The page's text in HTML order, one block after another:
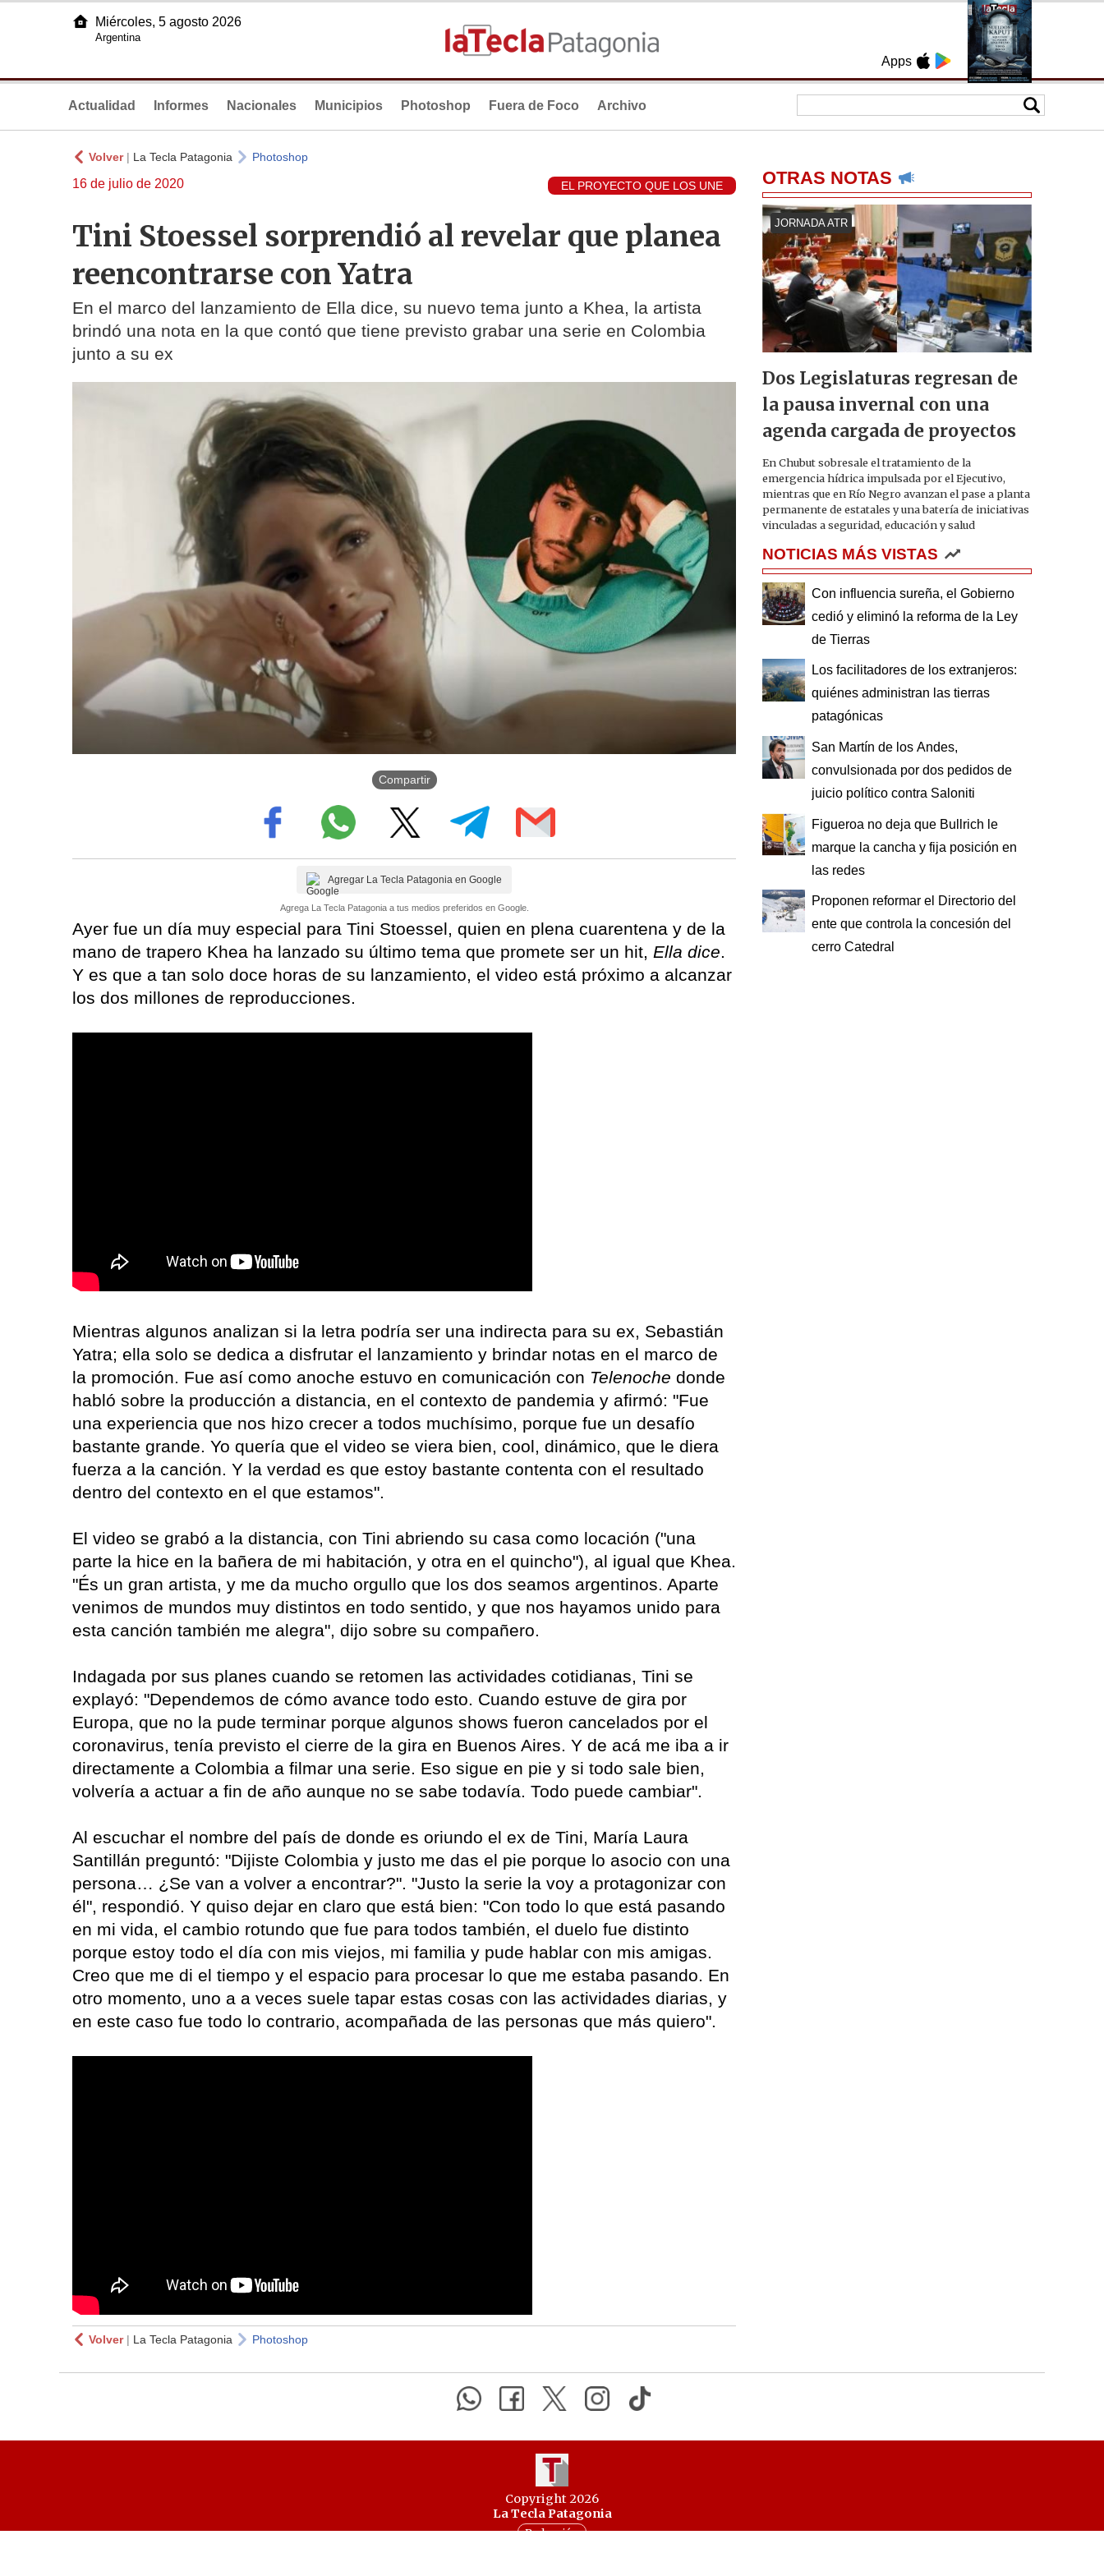
Apps
Miércoles, 5 agosto 2026
Argentina
Actualidad Informes Nacionales Municipios Photoshop Fuera de Foco Archivo
Volver| La Tecla Patagonia Photoshop
16 de julio de 2020 EL PROYECTO QUE LOS UNE
Tini Stoessel sorprendió al revelar que planea
reencontrarse con Yatra
En el marco del lanzamiento de Ella dice, su nuevo tema junto a Khea, la artista
brindó una nota en la que contó que tiene previsto grabar una serie en Colombia
junto a su ex
Compartir
Agregar La Tecla Patagonia en Google
Agrega La Tecla Patagonia a tus medios preferidos en Google.
Ayer fue un día muy especial para Tini Stoessel, quien en plena cuarentena y de la
mano de trapero Khea ha lanzado su último tema que promete ser un hit, Ella dice
Y es que a tan solo doce horas de su lanzamiento, el video está próximo a alcanzar
los dos millones de reproducciones.
Mientras algunos analizan si la letra podría ser una indirecta para su ex, Sebastián
Yatra; ella solo se dedica a disfrutar el lanzamiento y brindar notas en el marco de
la promoción. Fue así como anoche estuvo en comunicación con Telenoche donde
habló sobre la producción a distancia, en el contexto de pandemia y afirmó: "Fue
una experiencia que nos hizo crecer a todos muchísimo, porque fue un desafío
bastante grande. Yo quería que el video se viera bien, cool, dinámico, que le diera
fuerza a la canción. Y la verdad es que estoy bastante contenta con el resultado
dentro del contexto en el que estamos".
El video se grabó a la distancia, con Tini abriendo su casa como locación ("una
parte la hice en la bañera de mi habitación, y otra en el quincho"), al igual que Khea.
"És un gran artista, y me da mucho orgullo que los dos seamos argentinos. Aparte
venimos de mundos muy distintos en todo sentido, y que nos hayamos unido para
esta canción también me alegra", dijo sobre su compañero.
Indagada por sus planes cuando se retomen las actividades cotidianas, Tini se
explayó: "Dependemos de cómo avance todo esto. Cuando estuve de gira por
Europa, que no la pude terminar porque algunos shows fueron cancelados por el
coronavirus, tenía previsto el cierre de la gira en Buenos Aires. Y de acá me iba a ir
directamente a Colombia a filmar una serie. Eso sigue en pie y si todo sale bien,
volvería a actuar a fin de año aunque no se sabe todavía. Todo puede cambiar".
Al escuchar el nombre del país de donde es oriundo el ex de Tini, María Laura
Santillán preguntó: "Dijiste Colombia y justo me das el pie porque lo asocio con una
persona… ¿Se van a volver a encontrar?". "Justo la serie la voy a protagonizar con
él", respondió. Y quiso dejar en claro que está bien: "Con todo lo que está pasando
en mi vida, el cambio rotundo que fue para todos también, el duelo fue distinto
porque estoy todo el día con mis viejos, mi familia y pude hablar con mis amigas.
Creo que me di el tiempo y el espacio para procesar lo que me estaba pasando. En
otro momento, uno a a veces suele tapar estas cosas con las actividades diarias, y
en este caso fue todo lo contrario, acompañada de las personas que más quiero".
Volver| La Tecla Patagonia Photoshop
OTRAS NOTAS
JORNADA ATR
Dos Legislaturas regresan de
la pausa invernal con una
agenda cargada de proyectos
En Chubut sobresale el tratamiento de la
emergencia hídrica impulsada por el Ejecutivo,
mientras que en Río Negro avanzan el pase a planta
permanente de estatales y una batería de iniciativas
vinculadas a seguridad, educación y salud
NOTICIAS MÁS VISTAS
Con influencia sureña, el Gobierno
cedió y eliminó la reforma de la Ley
de Tierras
Los facilitadores de los extranjeros:
quiénes administran las tierras
patagónicas
San Martín de los Andes,
convulsionada por dos pedidos de
juicio político contra Saloniti
Figueroa no deja que Bullrich le
marque la cancha y fija posición en
las redes
Proponen reformar el Directorio del
ente que controla la concesión del
cerro Catedral
Copyright 2026
La Tecla Patagonia
Redacción